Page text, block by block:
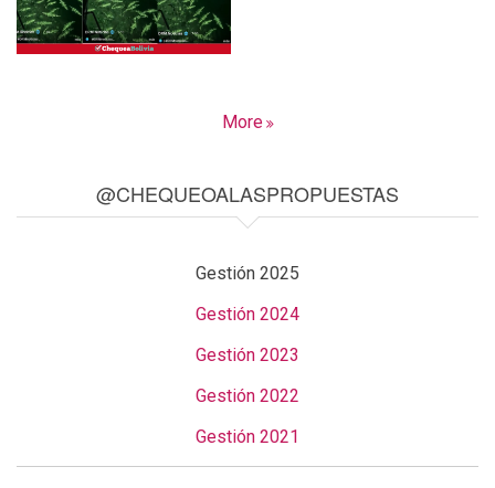
More
@CHEQUEOALASPROPUESTAS
Gestión 2025
Gestión 2024
Gestión 2023
Gestión 2022
Gestión 2021